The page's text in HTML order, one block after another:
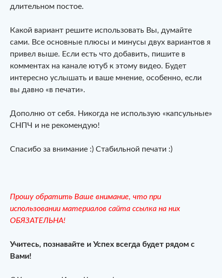
длительном постое.
Какой вариант решите использовать Вы, думайте
сами. Все основные плюсы и минусы двух вариантов я
привел выше. Если есть что добавить, пишите в
комментах на канале ютуб к этому видео. Будет
интересно услышать и ваше мнение, особенно, если
вы давно «в печати».
Дополню от себя. Никогда не использую «капсульные»
СНПЧ и не рекомендую!
Спасибо за внимание :) Стабильной печати :)
Прошу обратить Ваше внимание, что при
использовании материалов сайта ссылка на них
ОБЯЗАТЕЛЬНА!
Учитесь, познавайте и Успех всегда будет рядом с
Вами!